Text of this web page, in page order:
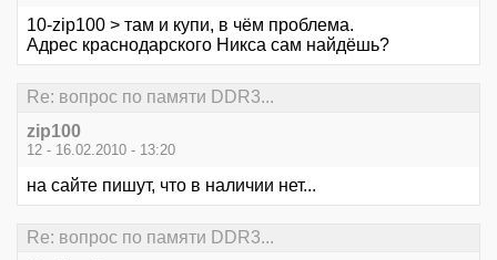
10-zip100 > там и купи, в чём проблема.
Адрес краснодарского Никса сам найдёшь?
Re: вопрос по памяти DDR3...
zip100
12 - 16.02.2010 - 13:20
на сайте пишут, что в наличии нет...
Re: вопрос по памяти DDR3...